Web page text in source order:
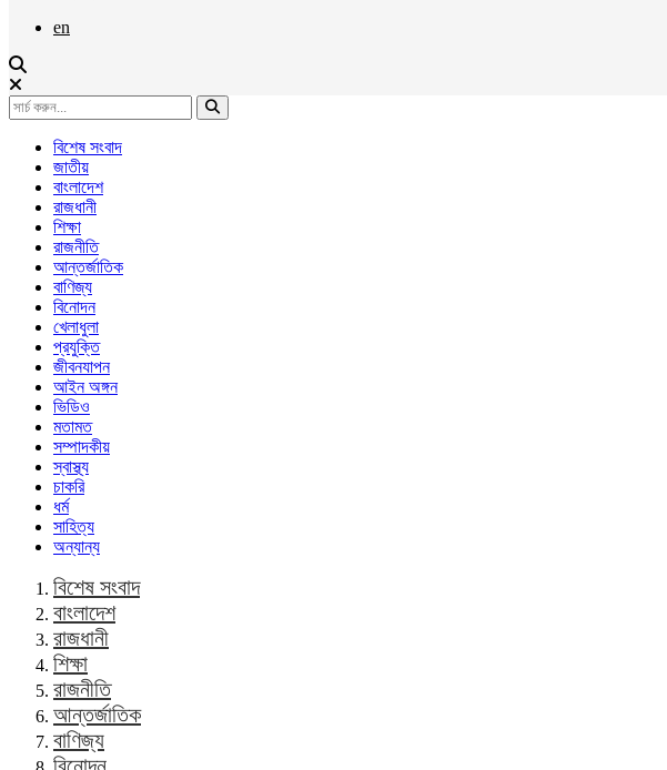
en
বিশেষ সংবাদ
জাতীয়
বাংলাদেশ
রাজধানী
শিক্ষা
রাজনীতি
আন্তর্জাতিক
বাণিজ্য
বিনোদন
খেলাধুলা
প্রযুক্তি
জীবনযাপন
আইন অঙ্গন
ভিডিও
মতামত
সম্পাদকীয়
স্বাস্থ্য
চাকরি
ধর্ম
সাহিত্য
অন্যান্য
বিশেষ সংবাদ
বাংলাদেশ
রাজধানী
শিক্ষা
রাজনীতি
আন্তর্জাতিক
বাণিজ্য